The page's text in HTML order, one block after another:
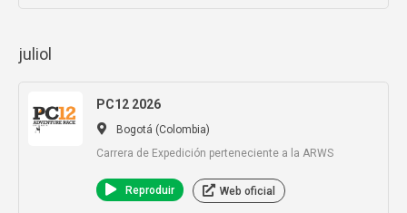
juliol
PC12 2026
Bogotá (Colombia)
Carrera de Expedición perteneciente a la ARWS
Reproduir Web oficial